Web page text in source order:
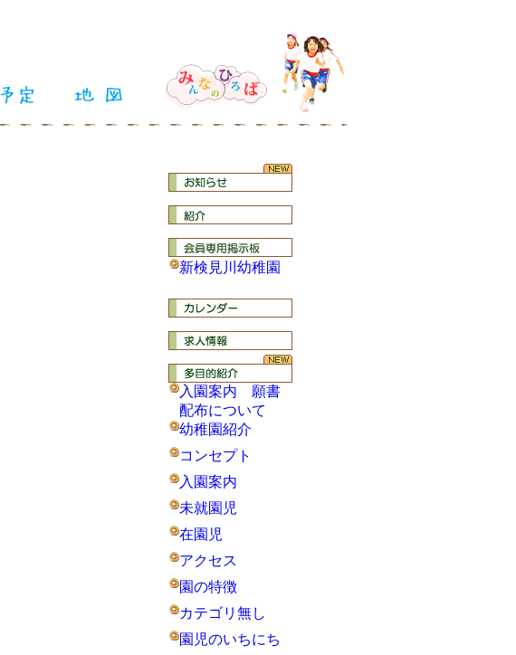
新検見川幼稚園
入園案内 願書
配布について
幼稚園紹介
コンセプト
入園案内
未就園児
在園児
アクセス
園の特徴
カテゴリ無し
園児のいちにち